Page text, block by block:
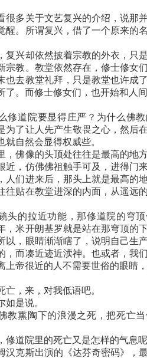
多关于文艺复兴的介绍，说那
醒。所谓复兴，借了一个原来的
兴却依然披着宗教的外衣，只是
宗教。教堂依然存在，修士修女
也去教堂礼拜，只是教堂也许成
了。而修士修女们，也开始和人间
道院要显得庄严？为什么佛教
为了让人先产生敬畏之心，然后
就自然会显得权威些。
佛像的头顶处往往是最高的地方
近，仿佛佛祖触手可及，进得门
人们进来后，那头上就是最高的
往贴在教堂进深的内面，从遥远
的拉近功能，那修道院的穹顶
，米开朗基罗就是站在那穹顶的
以，眼睛渐渐瞎了，说明自己生
，而凑近迹近渎神。也或者，我
上帝很近的人不需要世俗的眼睛，
，来，对我低语吧。
是说。
熏陶下的浪漫之死，把死亡当
道院里的死亡又是怎样的气息呢
克斯出演的《达芬奇密码》，